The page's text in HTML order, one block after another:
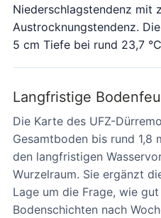
Niederschlagstendenz mit
Austrocknungstendenz.
5 cm Tiefe bei rund 23,7
Langfristige
Die Karte des UFZ-
Gesamtboden bis rund 1,8
den langfristigen
Wurzelraum. Sie ergänzt
Lage um die Frage, wie
Bodenschichten nach